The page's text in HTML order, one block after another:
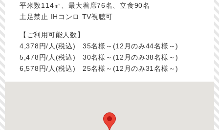
平米数114㎡、最大着席76名、立食90名
土足禁止 IHコンロ TV視聴可
【ご利用可能人数】
4,378円/人(税込) 35名様～(12月のみ44名様～)
5,478円/人(税込) 30名様～(12月のみ38名様～)
6,578円/人(税込) 25名様～(12月のみ31名様～)